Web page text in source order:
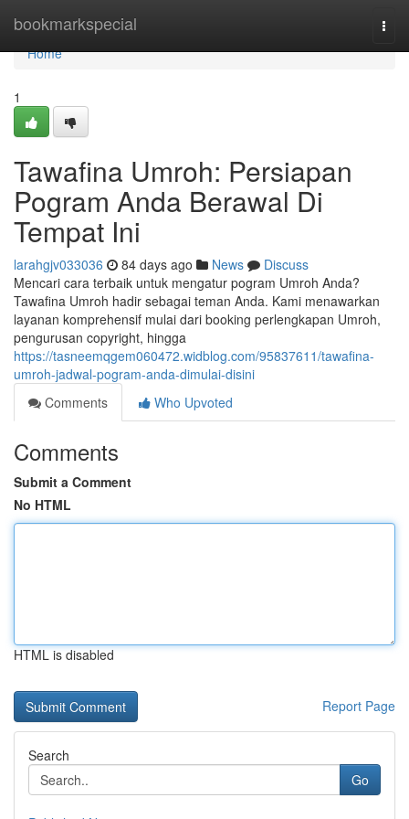
bookmarkspecial
Home
Home
1
Tawafina Umroh: Persiapan
Pogram Anda Berawal Di
Tempat Ini
larahgjv033036 84 days ago News
Discuss
Mencari cara terbaik untuk mengatur pogram Umroh Anda?
Tawafina Umroh hadir sebagai teman Anda. Kami menawarkan
layanan komprehensif mulai dari booking perlengkapan Umroh,
pengurusan copyright, hingga
https://tasneemqgem060472.widblog.com/95837611/tawafina-
umroh-jadwal-pogram-anda-dimulai-disini
Comments
Who Upvoted
Comments
Submit a Comment
No HTML
HTML is disabled
Report Page
Search
Go